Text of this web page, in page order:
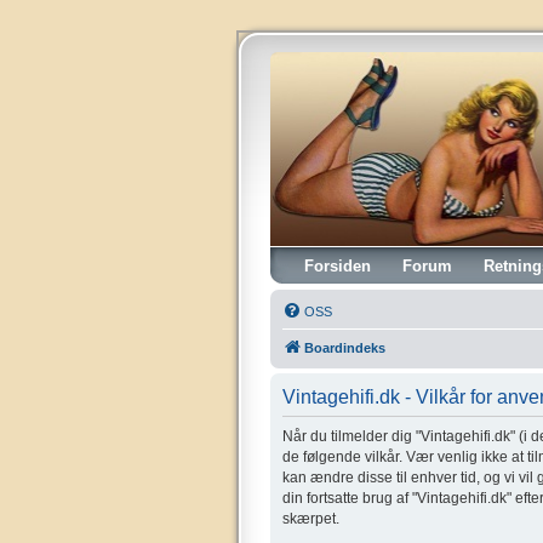
Vintagehifi.dk
Forsiden Forum
OSS
Boardindeks
Vintagehifi.dk - Vilkår for
Når du tilmelder dig "Vintagehifi.dk" (i
de følgende vilkår. Vær venlig ikke at
kan ændre disse til enhver tid, og vi vil
din fortsatte brug af "Vintagehifi.dk"
skærpet.